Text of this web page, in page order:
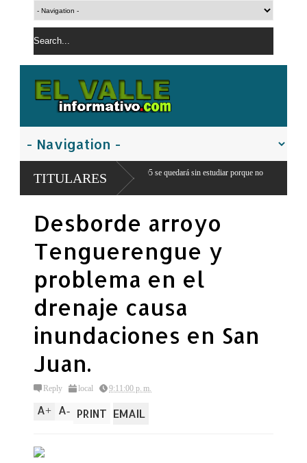
TITULARES
notas mayores a 95 se quedará sin estudiar porque no
Encuesta del
Desborde arroyo
Tenguerengue y
problema en el
drenaje causa
inundaciones en San
Juan.
Reply local 9:11:00 p. m.
A+ A- PRINT EMAIL